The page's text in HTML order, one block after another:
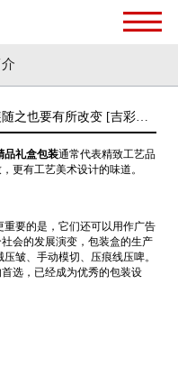
之也要有所改变 [吉彩四
品礼盒包装通常代表精致工艺品
更有工艺美术设计的味道。
重要的是，它们还可以用作广告
会的发展演变，包装盒的生产
皱、手动模切、压痕线压啤。
选，已经成为优秀的包装设